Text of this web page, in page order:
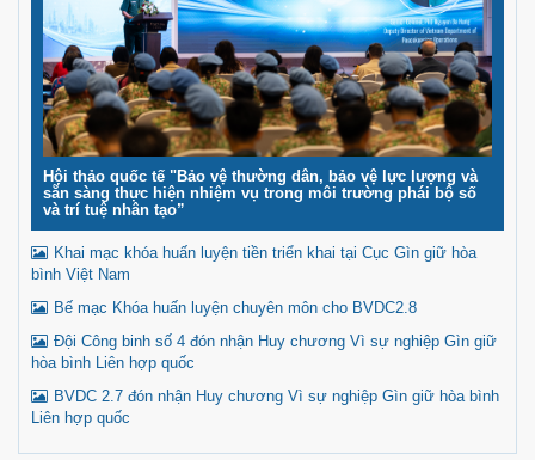
Hội thảo quốc tế "Bảo vệ thường dân, bảo vệ lực lượng và
sẵn sàng thực hiện nhiệm vụ trong môi trường phái bộ số
và trí tuệ nhân tạo”
Khai mạc khóa huấn luyện tiền triển khai tại Cục Gìn giữ hòa
bình Việt Nam
Bế mạc Khóa huấn luyện chuyên môn cho BVDC2.8
Đội Công binh số 4 đón nhận Huy chương Vì sự nghiệp Gìn giữ
hòa bình Liên hợp quốc
BVDC 2.7 đón nhận Huy chương Vì sự nghiệp Gìn giữ hòa bình
Liên hợp quốc